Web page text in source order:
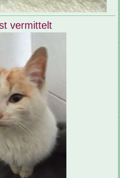
vermittelt